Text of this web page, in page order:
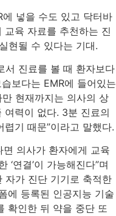
넣을 수도 있고 닥터바
육 자료를 추천하는 진
현될 수 있다는 기대.
서 진료를 볼 때 환자보다
보다는 EMR에 들어있는
현재까지는 의사의 상
여력이 없다. 3분 진료의
기 때문”이라고 말했다.
면 의사가 환자에게 교육
연결’이 가능해진다”며
자가 진단 기기로 축적한
에 등록된 인공지능 기술
확인한 뒤 약을 중단 또